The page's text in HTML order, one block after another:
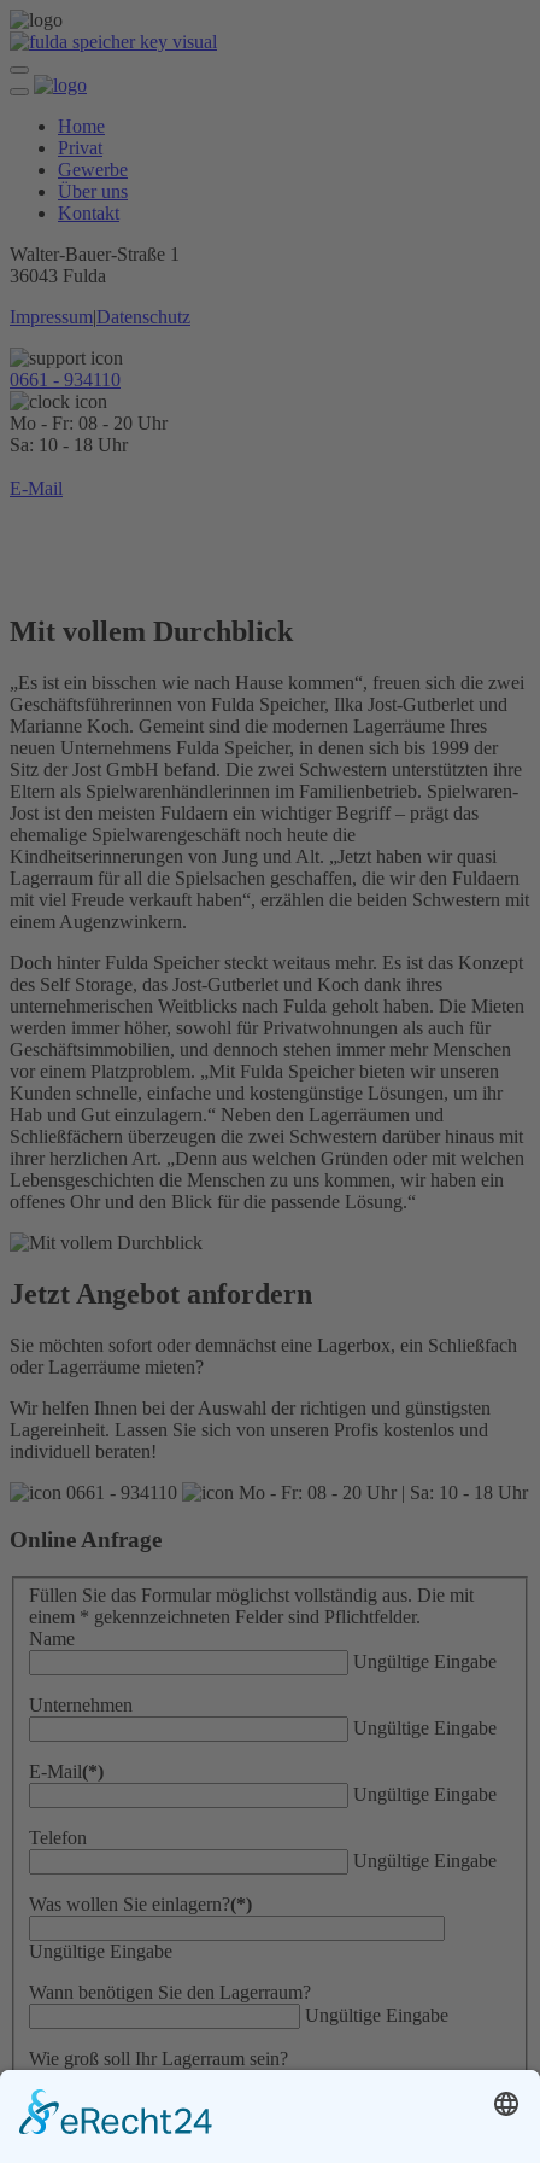
Home
Privat
Gewerbe
Über uns
Kontakt
Walter-Bauer-Straße 1
36043 Fulda
Impressum|Datenschutz
0661 - 934110
Mo - Fr: 08 - 20 Uhr
Sa: 10 - 18 Uhr
E-Mail
Mit vollem Durchblick
„Es ist ein bisschen wie nach Hause kommen“, freuen sich die zwei
Geschäftsführerinnen von Fulda Speicher, Ilka Jost-Gutberlet und
Marianne Koch. Gemeint sind die modernen Lagerräume Ihres
neuen Unternehmens Fulda Speicher, in denen sich bis 1999 der
Sitz der Jost GmbH befand. Die zwei Schwestern unterstützten ihre
Eltern als Spielwarenhändlerinnen im Familienbetrieb. Spielwaren-
Jost ist den meisten Fuldaern ein wichtiger Begriff – prägt das
ehemalige Spielwarengeschäft noch heute die
Kindheitserinnerungen von Jung und Alt. „Jetzt haben wir quasi
Lagerraum für all die Spielsachen geschaffen, die wir den Fuldaern
mit viel Freude verkauft haben“, erzählen die beiden Schwestern mit
einem Augenzwinkern.
Doch hinter Fulda Speicher steckt weitaus mehr. Es ist das Konzept
des Self Storage, das Jost-Gutberlet und Koch dank ihres
unternehmerischen Weitblicks nach Fulda geholt haben. Die Mieten
werden immer höher, sowohl für Privatwohnungen als auch für
Geschäftsimmobilien, und dennoch stehen immer mehr Menschen
vor einem Platzproblem. „Mit Fulda Speicher bieten wir unseren
Kunden schnelle, einfache und kostengünstige Lösungen, um ihr
Hab und Gut einzulagern.“ Neben den Lagerräumen und
Schließfächern überzeugen die zwei Schwestern darüber hinaus mit
ihrer herzlichen Art. „Denn aus welchen Gründen oder mit welchen
Lebensgeschichten die Menschen zu uns kommen, wir haben ein
offenes Ohr und den Blick für die passende Lösung.“
Jetzt Angebot anfordern
Sie möchten sofort oder demnächst eine Lagerbox, ein Schließfach
oder Lagerräume mieten?
Wir helfen Ihnen bei der Auswahl der richtigen und günstigsten
Lagereinheit. Lassen Sie sich von unseren Profis kostenlos und
individuell beraten!
0661 - 934110
Mo - Fr: 08 - 20 Uhr | Sa: 10 - 18 Uhr
Online Anfrage
Füllen Sie das Formular möglichst vollständig aus. Die mit
einem * gekennzeichneten Felder sind Pflichtfelder.
Name
Ungültige Eingabe
Unternehmen
Ungültige Eingabe
E-Mail(*)
Ungültige Eingabe
Telefon
Ungültige Eingabe
Was wollen Sie einlagern?(*)
Ungültige Eingabe
Wann benötigen Sie den Lagerraum?
Ungültige Eingabe
Wie groß soll Ihr Lagerraum sein?
Ihre Nachricht